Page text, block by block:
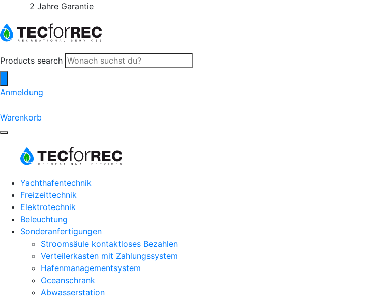
2 Jahre Garantie
Products search
Anmeldung
Warenkorb
Yachthafentechnik
Freizeittechnik
Elektrotechnik
Beleuchtung
Sonderanfertigungen
Stroomsäule kontaktloses Bezahlen
Verteilerkasten mit Zahlungssystem
Hafenmanagementsystem
Oceanschrank
Abwasserstation